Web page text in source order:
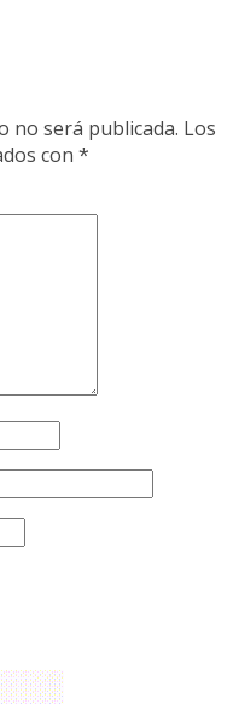
no será publicada. Los
con *